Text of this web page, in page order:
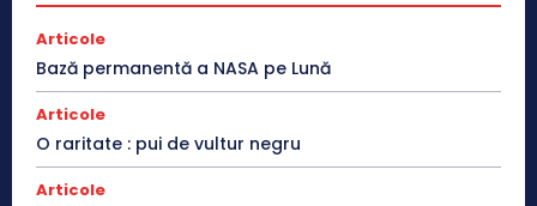
Articole
Bază permanentă a NASA pe Lună
Articole
O raritate : pui de vultur negru
Articole